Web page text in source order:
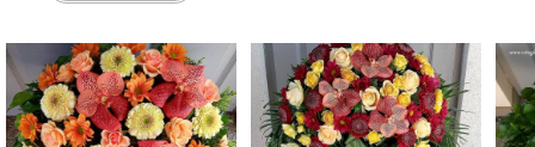
van.
A
változatok
a
termékoldalon
választhatók
A
változatok
a
ki